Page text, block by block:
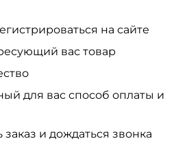
на сайте
вас товар
для вас способ оплаты и
и дождаться звонка